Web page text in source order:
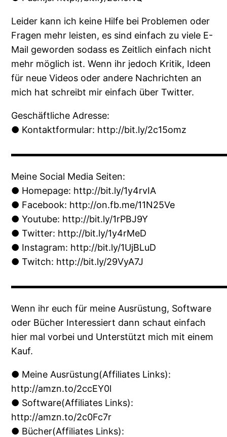
Leider kann ich keine Hilfe bei Problemen oder
Fragen mehr leisten, es sind einfach zu viele E-
Mail geworden sodass es Zeitlich einfach nicht
mehr möglich ist. Wenn ihr jedoch Kritik, Ideen
für neue Videos oder andere Nachrichten an
mich hat schreibt mir einfach über Twitter.
Geschäftliche Adresse:
● Kontaktformular: http://bit.ly/2c15omz
Meine Social Media Seiten:
● Homepage: http://bit.ly/1y4rvIA
● Facebook: http://on.fb.me/11N25Ve
● Youtube: http://bit.ly/1rPBJ9Y
● Twitter: http://bit.ly/1y4rMeD
● Instagram: http://bit.ly/1UjBLuD
● Twitch: http://bit.ly/29VyA7J
Wenn ihr euch für meine Ausrüstung, Software
oder Bücher Interessiert dann schaut einfach
hier mal vorbei und Unterstützt mich mit einem
Kauf.
● Meine Ausrüstung(Affiliates Links):
http://amzn.to/2ccEY0l
● Software(Affiliates Links):
http://amzn.to/2c0Fc7r
● Bücher(Affiliates Links):